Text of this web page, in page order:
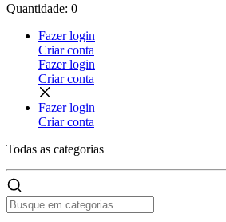
Quantidade: 0
Fazer login
Criar conta
Fazer login
Criar conta
Fazer login
Criar conta
Todas as categorias